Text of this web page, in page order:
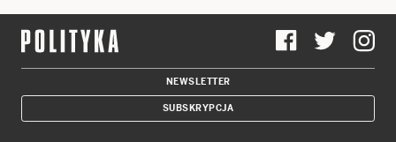
NEWSLETTER
SUBSKRYPCJA